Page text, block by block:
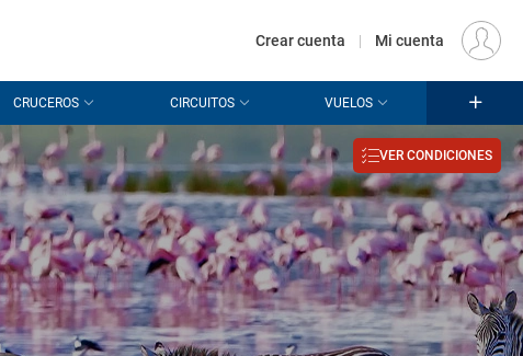
EUR
Crear cuenta | Mi cuenta
CRUCEROS CIRCUITOS VUELOS
VER CONDICIONES